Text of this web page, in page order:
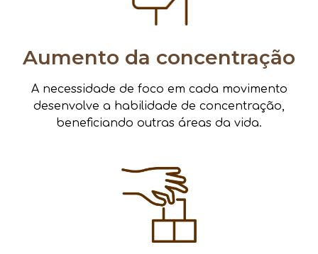
Aumento da concentração
A necessidade de foco em cada movimento
desenvolve a habilidade de concentração,
beneficiando outras áreas da vida.